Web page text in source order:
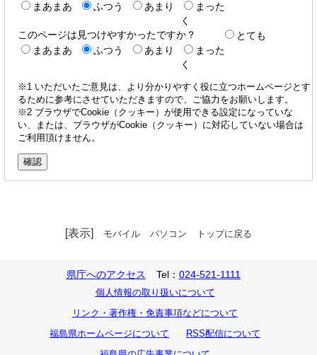
まあまあ
ふつう あまり
まった
く
このページは見つけやすかったですか？
とても
まあまあ
ふつう あまり
まった
く
※1 いただいたご意見は、より分かりやすく役に立つホームページとす
るために参考にさせていただきますので、ご協力をお願いします。
※2 ブラウザでCookie（クッキー）が使用できる設定になっていな
い、または、ブラウザがCookie（クッキー）に対応していない場合は
ご利用頂けません。
[表示] モバイル パソコン トップに戻る
県庁へのアクセス Tel： 024-521-1111
個人情報の取り扱いについて
リンク・著作権・免責事項などについて
福島県ホームページについて
RSS配信について